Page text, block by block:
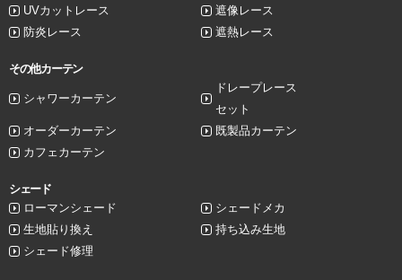
UVカットレース
遮像レース
防炎レース
遮熱レース
その他カーテン
シャワーカーテン
ドレープレース
セット
オーダーカーテン
既製品カーテン
カフェカーテン
シェード
ローマンシェード
シェードメカ
生地貼り換え
持ち込み生地
シェード修理